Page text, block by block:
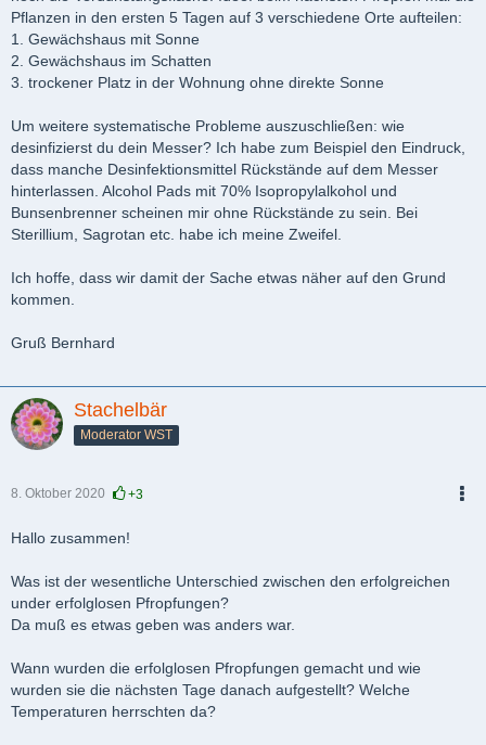
Pflanzen in den ersten 5 Tagen auf 3 verschiedene Orte aufteilen:
1. Gewächshaus mit Sonne
2. Gewächshaus im Schatten
3. trockener Platz in der Wohnung ohne direkte Sonne
Um weitere systematische Probleme auszuschließen: wie
desinfizierst du dein Messer? Ich habe zum Beispiel den Eindruck,
dass manche Desinfektionsmittel Rückstände auf dem Messer
hinterlassen. Alcohol Pads mit 70% Isopropylalkohol und
Bunsenbrenner scheinen mir ohne Rückstände zu sein. Bei
Sterillium, Sagrotan etc. habe ich meine Zweifel.
Ich hoffe, dass wir damit der Sache etwas näher auf den Grund
kommen.
Gruß Bernhard
Stachelbär
Moderator WST
8. Oktober 2020 +3
Hallo zusammen!
Was ist der wesentliche Unterschied zwischen den erfolgreichen
under erfolglosen Pfropfungen?
Da muß es etwas geben was anders war.
Wann wurden die erfolglosen Pfropfungen gemacht und wie
wurden sie die nächsten Tage danach aufgestellt? Welche
Temperaturen herrschten da?